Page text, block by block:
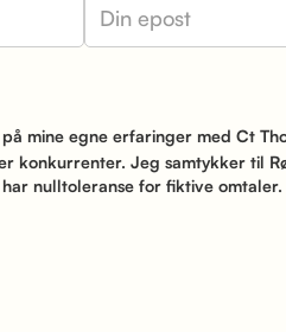
mine egne erfaringer med Ct
konkurrenter. Jeg samtykker til
nulltoleranse for fiktive omtaler.